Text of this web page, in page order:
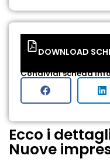
DOWNLOAD
Condividi scheda
Ecco i
Nuove